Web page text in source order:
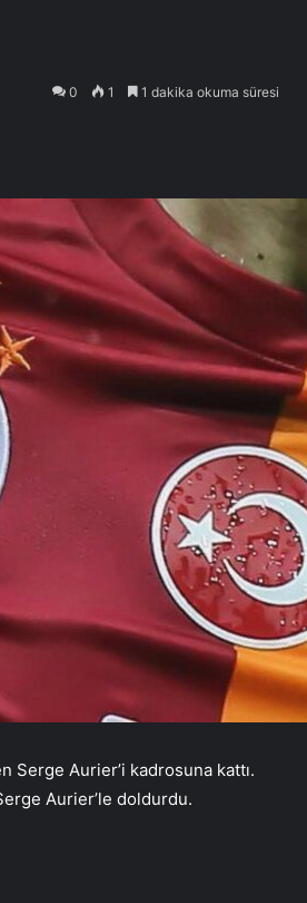
0 1 1 dakika okuma süresi
Serge Aurier’i kadrosuna kattı.
Aurier’le doldurdu.